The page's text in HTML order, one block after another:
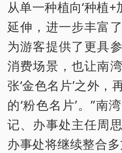
从单一种植向‘种植+
延伸，进一步丰富
为游客提供了更具
消费场景，也让南
张‘金色名片’之外，
的‘粉色名片’。”南
记、办事处主任周
办事处将继续整合